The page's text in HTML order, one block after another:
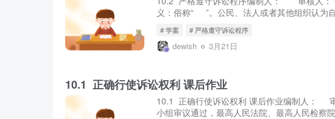
义：俗称“ ”。公民、法人或者其他组织认
# 学案 # 严格遵守诉讼程序
dewish 3月21日
10.1 正确行使诉讼权利 课后作业
10.1 正确行使诉讼权利 课后作业编制人：
小组审议通过，最高人民法院、最高人民检察